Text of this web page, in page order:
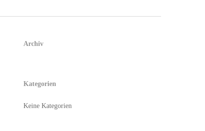
Archiv
Kategorien
Keine Kategorien